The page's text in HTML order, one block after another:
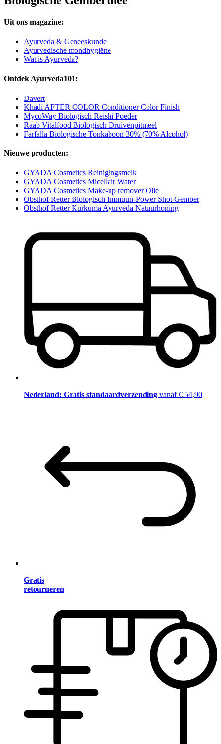
Uit ons magazine:
Ayurveda & Geneeskunde
Ayurvedische mondhygiëne
Wat is Ayurveda?
Ontdek Ayurveda101:
Davert
Khadi AFTER COLOR Conditioner Color Finish
MycoWay Biologisch Reishi Poeder
Raab Vitalfood Biologisch Druivenpitmeel
Farfalla Biologische Tonkaboon 30% (70% Alcohol)
Nieuwe producten:
GYADA Cosmetics Reinigingsmelk
GYADA Cosmetics Micellair Water
GYADA Cosmetics Make-up remover Olie
Obsthof Retter Biologisch Immuun-Power Shot Gember
Obsthof Retter Kurkuma Ayurveda Natuurhoning
Nederland: Gratis standaardverzending vanaf € 54,90
Gratis
retourneren